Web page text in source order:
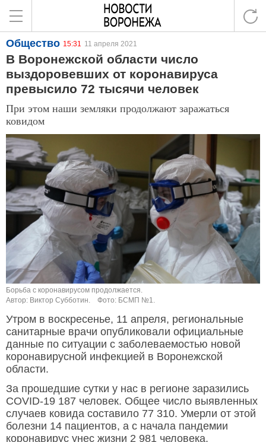
Общество 15:31 11 апреля 2021
В Воронежской области число
выздоровевших от коронавируса
превысило 72 тысячи человек
При этом наши земляки продолжают заражаться
ковидом
Борьба с коронавирусом продолжается.
Автор: Виктор Субботин.
Фото: БСМП №1.
Утром в воскресенье, 11 апреля, региональные
санитарные врачи опубликовали официальные
данные по ситуации с заболеваемостью новой
коронавирусной инфекцией в Воронежской
области.
За прошедшие сутки у нас в регионе заразились
COVID-19 187 человек. Общее число выявленных
случаев ковида составило 77 310. Умерли от этой
болезни 14 пациентов, а с начала пандемии
коронавирус унес жизни 2 981 человека.